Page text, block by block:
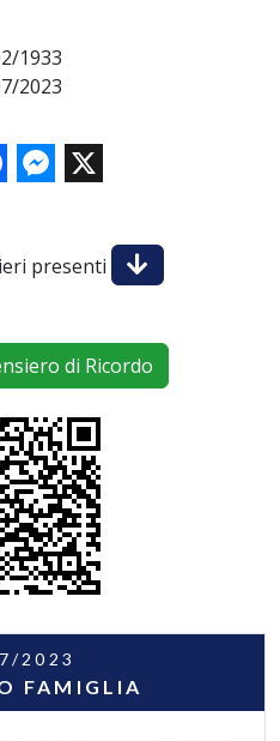
1933
2023
Messenger
X
presenti
di Ricordo
2023
FAMIGLIA